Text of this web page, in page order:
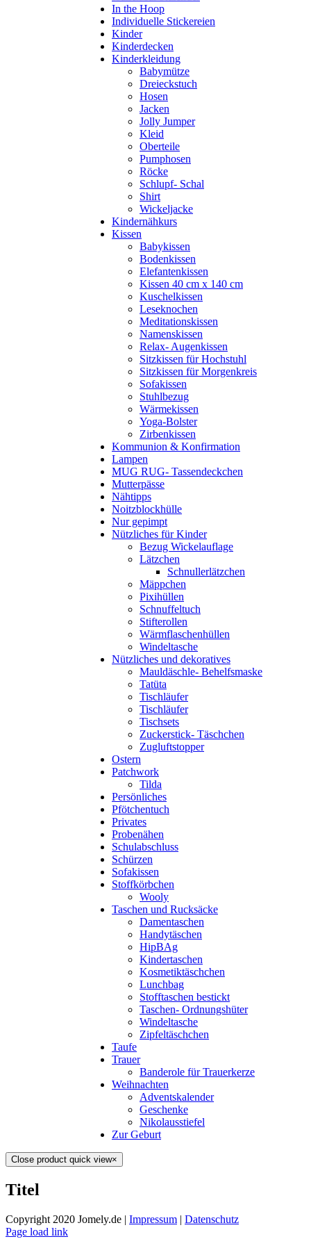
In the Hoop
Individuelle Stickereien
Kinder
Kinderdecken
Kinderkleidung
Babymütze
Dreieckstuch
Hosen
Jacken
Jolly Jumper
Kleid
Oberteile
Pumphosen
Röcke
Schlupf- Schal
Shirt
Wickeljacke
Kindernähkurs
Kissen
Babykissen
Bodenkissen
Elefantenkissen
Kissen 40 cm x 140 cm
Kuschelkissen
Leseknochen
Meditationskissen
Namenskissen
Relax- Augenkissen
Sitzkissen für Hochstuhl
Sitzkissen für Morgenkreis
Sofakissen
Stuhlbezug
Wärmekissen
Yoga-Bolster
Zirbenkissen
Kommunion & Konfirmation
Lampen
MUG RUG- Tassendeckchen
Mutterpässe
Nähtipps
Noitzblockhülle
Nur gepimpt
Nützliches für Kinder
Bezug Wickelauflage
Lätzchen
Schnullerlätzchen
Mäppchen
Pixihüllen
Schnuffeltuch
Stifterollen
Wärmflaschenhüllen
Windeltasche
Nützliches und dekoratives
Mauldäschle- Behelfsmaske
Tatüta
Tischläufer
Tischläufer
Tischsets
Zuckerstick- Täschchen
Zugluftstopper
Ostern
Patchwork
Tilda
Persönliches
Pfötchentuch
Privates
Probenähen
Schulabschluss
Schürzen
Sofakissen
Stoffkörbchen
Wooly
Taschen und Rucksäcke
Damentaschen
Handytäschen
HipBAg
Kindertaschen
Kosmetiktäschchen
Lunchbag
Stofftaschen bestickt
Taschen- Ordnungshüter
Windeltasche
Zipfeltäschchen
Taufe
Trauer
Banderole für Trauerkerze
Weihnachten
Adventskalender
Geschenke
Nikolausstiefel
Zur Geburt
Close product quick view×
Titel
Copyright 2020 Jomely.de | Impressum | Datenschutz
Page load link